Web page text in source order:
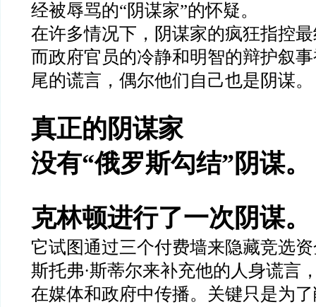
经被辱骂的“ 阴谋家”的怀疑。
在许多情况下，阴谋家的疯狂指控
而政府官员的冷静和明智的辩护叙
尾的谎言，偶尔他们自己也是阴谋。
真正的阴谋家
没有“俄罗斯勾结” 阴谋。
克林顿进行了一次阴谋。
它试图通过三个付费墙来隐藏竞选
斯托弗·斯蒂尔来补充他的人身谎言
在媒体和政府中传播。关键只是为